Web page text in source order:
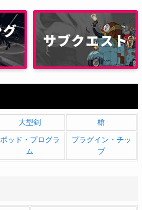
大型剣 槍
ポッド・プログラ
ム
プラグイン・チッ
プ